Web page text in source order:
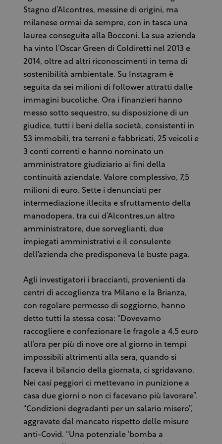
Stagno d’Alcontres, messine di origini, ma
milanese ormai da sempre, con in tasca una
laurea conseguita alla Bocconi. La sua azienda
ha vinto l’Oscar Green di Coldiretti nel 2013 e
2014, oltre ad altri riconoscimenti in tema di
sostenibilità ambientale. Su Instagram è
seguita da sei milioni di follower attratti dalle
immagini bucoliche. Ora i finanzieri hanno
messo sotto sequestro, su disposizione di un
giudice, tutti i beni della società, consistenti in
53 immobili, tra terreni e fabbricati, 25 veicoli e
3 conti correnti e hanno nominato un
amministratore giudiziario ai fini della
continuità aziendale. Valore complessivo, 7,5
milioni di euro. Sette i denunciati per
intermediazione illecita e sfruttamento della
manodopera, tra cui d’Alcontres,un altro
amministratore, due sorveglianti, due
impiegati amministrativi e il consulente
dell’azienda che predisponeva le buste paga.
Agli investigatori i braccianti, provenienti da
centri di accoglienza tra Milano e la Brianza,
con regolare permesso di soggiorno, hanno
detto tutti la stessa cosa: “Dovevamo
raccogliere e confezionare le fragole a 4,5 euro
all’ora per più di nove ore al giorno in tempi
impossibili altrimenti alla sera, quando si
faceva il bilancio della giornata, ci sgridavano.
Nei casi peggiori ci mettevano in punizione a
casa due giorni o non ci facevano più lavorare”.
“Condizioni degradanti per un salario misero”,
aggravate dal mancato rispetto delle misure
anti-Covid. “Una potenziale ‘bomba a